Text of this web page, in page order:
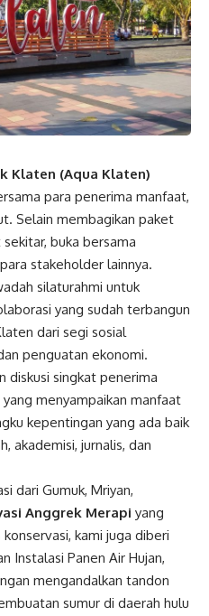
Klaten (Aqua Klaten)
para penerima manfaat,
Selain membagikan paket
buka bersama
stakeholder lainnya.
silaturahmi untuk
yang sudah terbangun
dari segi sosial
penguatan ekonomi.
diskusi singkat penerima
menyampaikan manfaat
kepentingan yang ada baik
akademisi, jurnalis, dan
dari Gumuk, Mriyan,
Anggrek Merapi yang
kami juga diberi
Instalasi Panen Air Hujan,
mengandalkan tandon
sumur di daerah hulu